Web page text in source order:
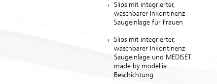
Slips mit integrierter,
waschbarer Inkontinenz
Saugeinlage für Frauen
Slips mit integrierter,
waschbarer Inkontinenz
Saugeinlage und MEDISET
made by modellia
Beschichtung